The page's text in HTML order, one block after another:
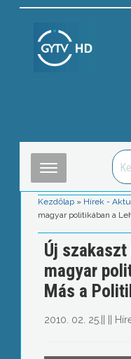
Kezdőlap » Hírek -
magyar politikában a
Új szakaszt
magyar
Más a
2010. 02. 25.